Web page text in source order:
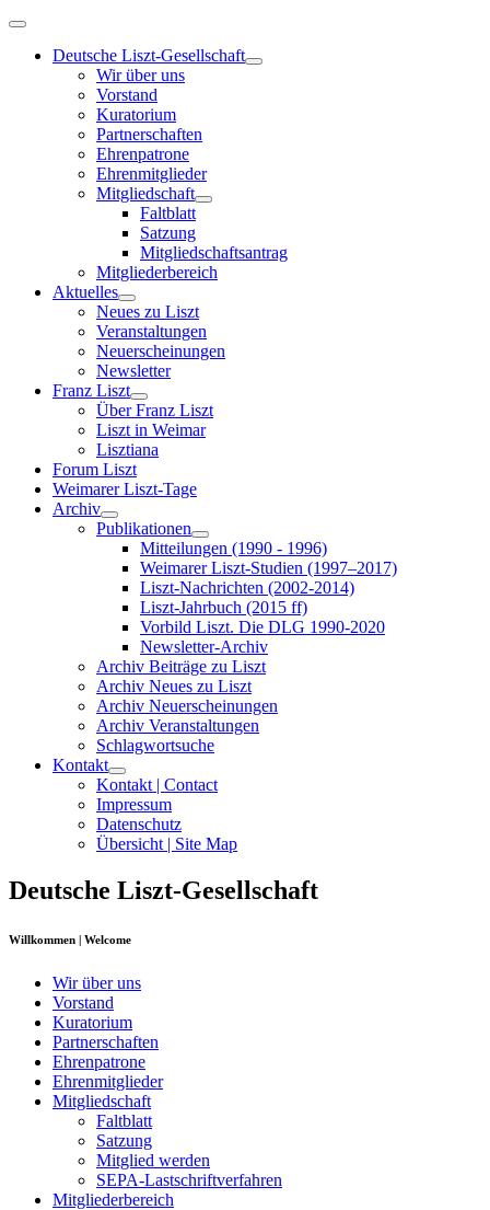
Deutsche Liszt-Gesellschaft
Wir über uns
Vorstand
Kuratorium
Partnerschaften
Ehrenpatrone
Ehrenmitglieder
Mitgliedschaft
Faltblatt
Satzung
Mitgliedschaftsantrag
Mitgliederbereich
Aktuelles
Neues zu Liszt
Veranstaltungen
Neuerscheinungen
Newsletter
Franz Liszt
Über Franz Liszt
Liszt in Weimar
Lisztiana
Forum Liszt
Weimarer Liszt-Tage
Archiv
Publikationen
Mitteilungen (1990 - 1996)
Weimarer Liszt-Studien (1997–2017)
Liszt-Nachrichten (2002-2014)
Liszt-Jahrbuch (2015 ff)
Vorbild Liszt. Die DLG 1990-2020
Newsletter-Archiv
Archiv Beiträge zu Liszt
Archiv Neues zu Liszt
Archiv Neuerscheinungen
Archiv Veranstaltungen
Schlagwortsuche
Kontakt
Kontakt | Contact
Impressum
Datenschutz
Übersicht | Site Map
Deutsche Liszt-Gesellschaft
Willkommen | Welcome
Wir über uns
Vorstand
Kuratorium
Partnerschaften
Ehrenpatrone
Ehrenmitglieder
Mitgliedschaft
Faltblatt
Satzung
Mitglied werden
SEPA-Lastschriftverfahren
Mitgliederbereich